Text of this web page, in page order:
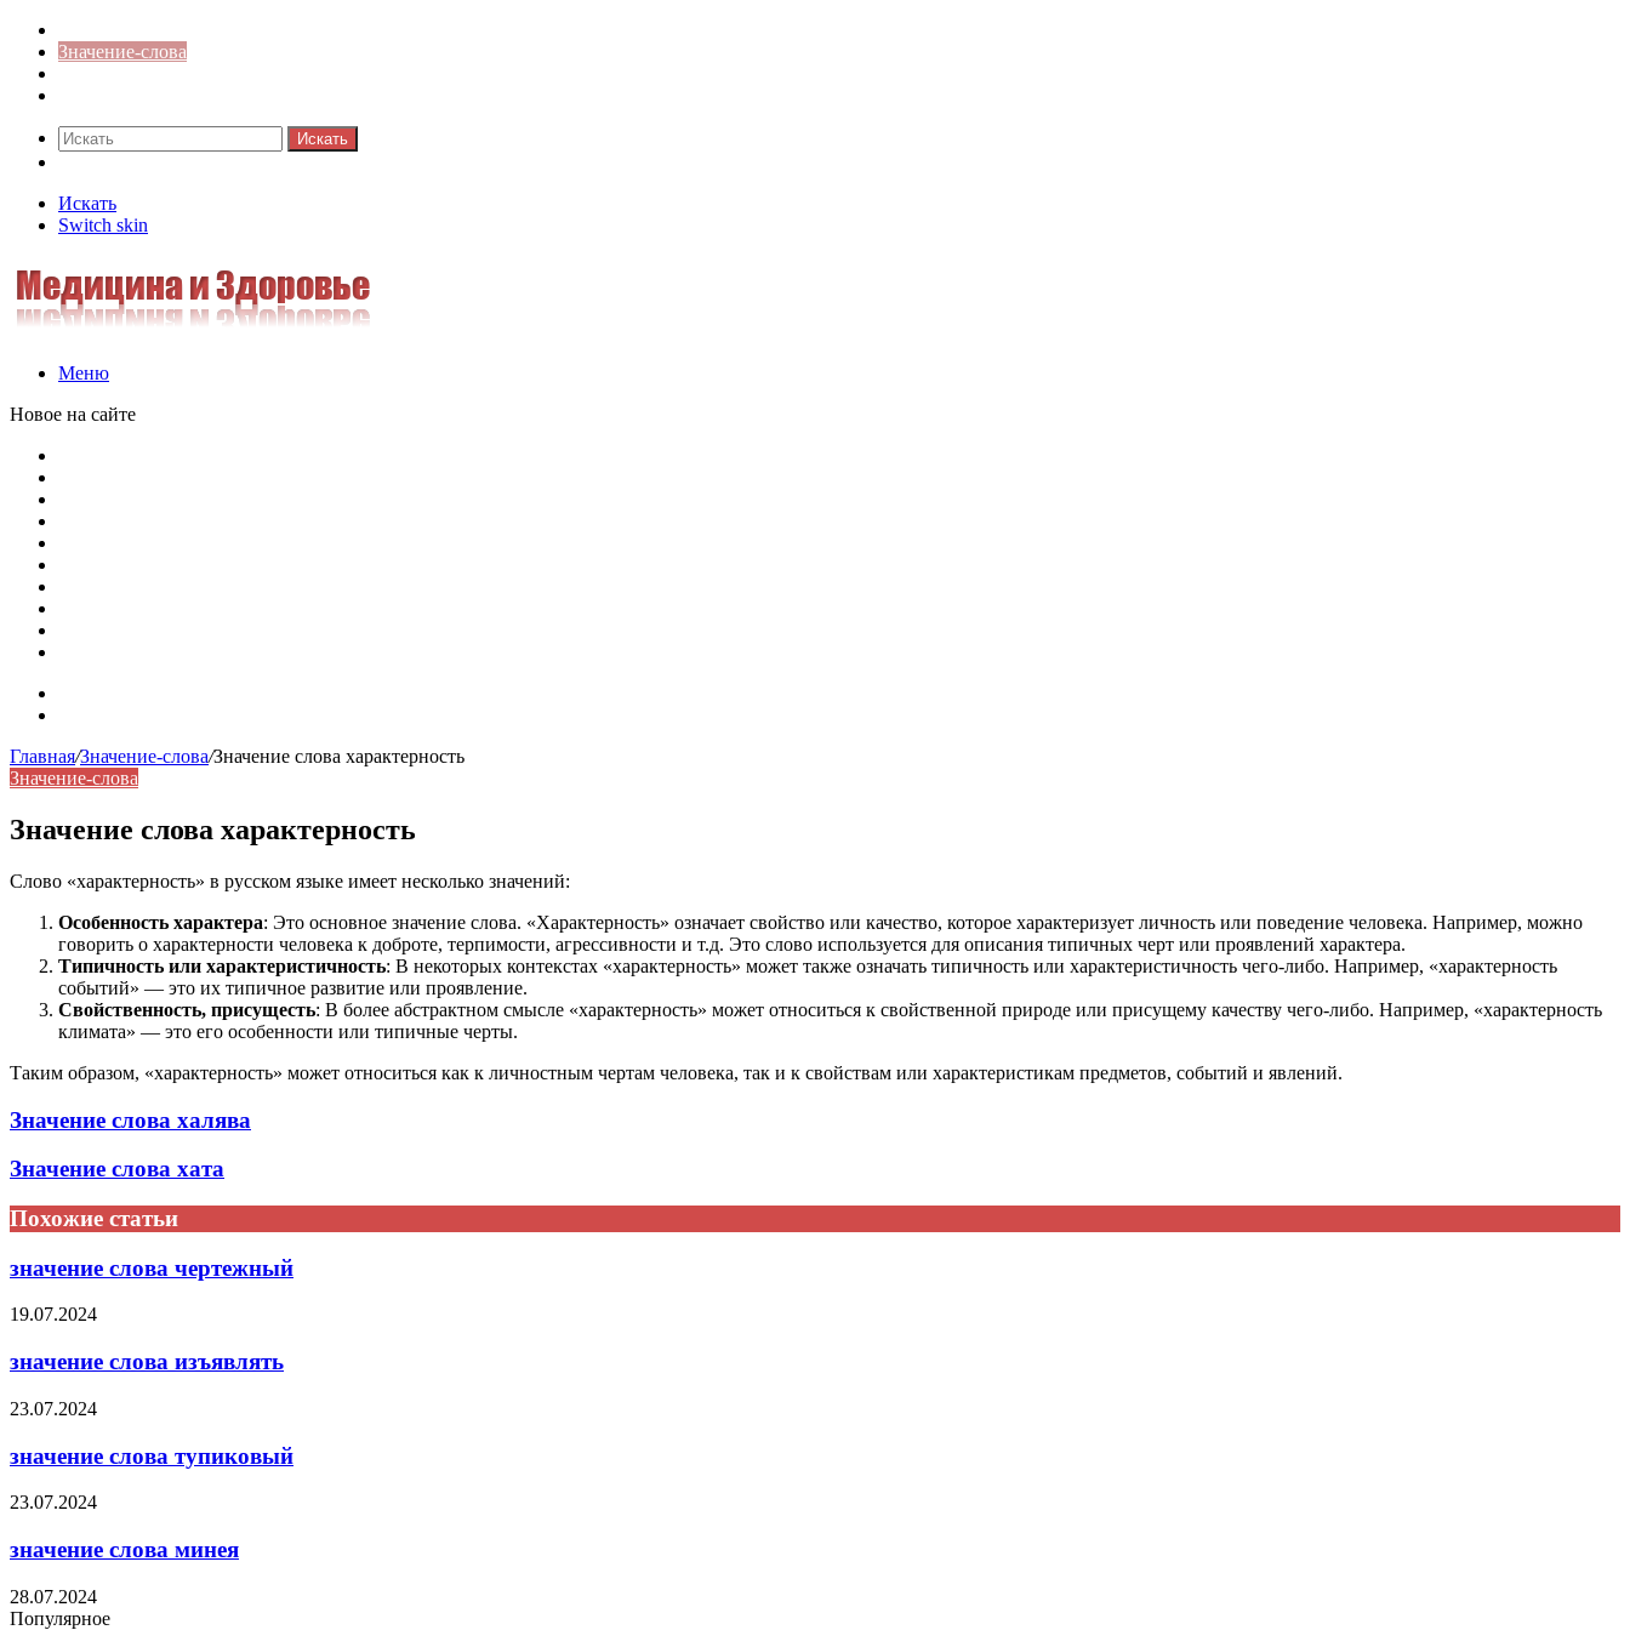
Значение-слова
Искать
Искать
Switch skin
Меню
Новое на сайте
Главная/Значение-слова/Значение слова характерность
Значение-слова
Значение слова характерность
Слово «характерность» в русском языке имеет несколько значений:
Особенность характера: Это основное значение слова. «Характерность» означает свойство или качество, которое характеризует личность или поведение человека. Например, можно
говорить о характерности человека к доброте, терпимости, агрессивности и т.д. Это слово используется для описания типичных черт или проявлений характера.
Типичность или характеристичность: В некоторых контекстах «характерность» может также означать типичность или характеристичность чего-либо. Например, «характерность
событий» — это их типичное развитие или проявление.
Свойственность, присущесть: В более абстрактном смысле «характерность» может относиться к свойственной природе или присущему качеству чего-либо. Например, «характерность
климата» — это его особенности или типичные черты.
Таким образом, «характерность» может относиться как к личностным чертам человека, так и к свойствам или характеристикам предметов, событий и явлений.
Значение слова халява
Значение слова хата
Похожие статьи
значение слова чертежный
19.07.2024
значение слова изъявлять
23.07.2024
значение слова тупиковый
23.07.2024
значение слова минея
28.07.2024
Популярное